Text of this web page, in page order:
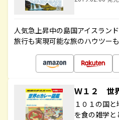
人気急上昇中の島国アイスラン
旅行も実現可能な旅のハウツー
Ｗ１２ 世
１０１の国
を食の雑学